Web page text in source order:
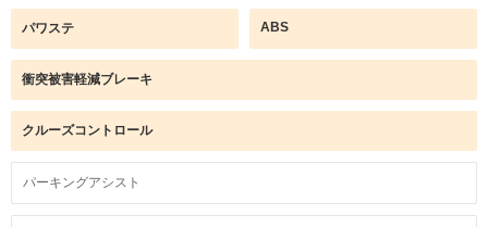
パワステ ABS
衝突被害軽減ブレーキ
クルーズコントロール
パーキングアシスト